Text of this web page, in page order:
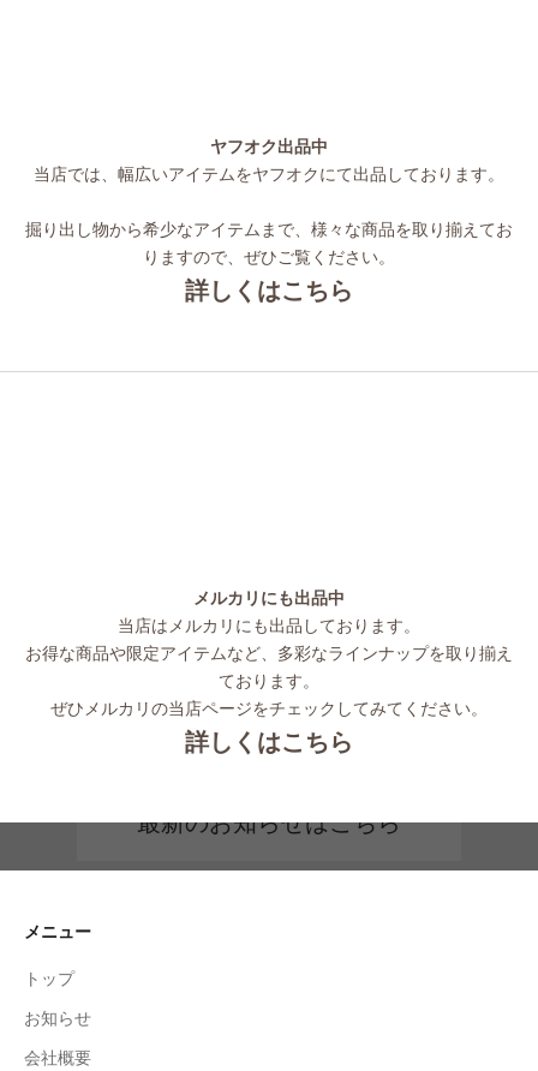
ヤフオク出品中
当店では、幅広いアイテムをヤフオクにて出品しております。
掘り出し物から希少なアイテムまで、様々な商品を取り揃えてお
りますので、ぜひご覧ください。
詳しくはこちら
メルカリにも出品中
当店はメルカリにも出品しております。
お得な商品や限定アイテムなど、多彩なラインナップを取り揃え
ております。
ぜひメルカリの当店ページをチェックしてみてください。
詳しくはこちら
最新のお知らせはこちら
メニュー
トップ
お知らせ
会社概要